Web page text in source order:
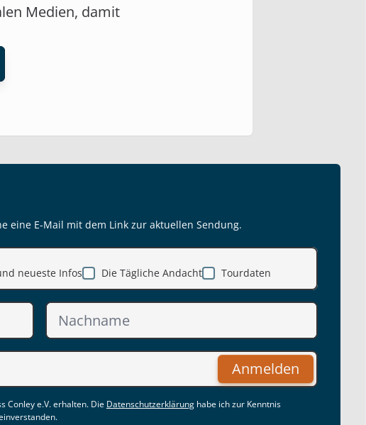
Medien, damit
eine E-Mail mit dem Link zur aktuellen Sendung.
neueste Infos
Die Tägliche Andacht Tourdaten
Anmelden
Conley e.V. erhalten. Die Datenschutzerklärung habe ich zur Kenntnis